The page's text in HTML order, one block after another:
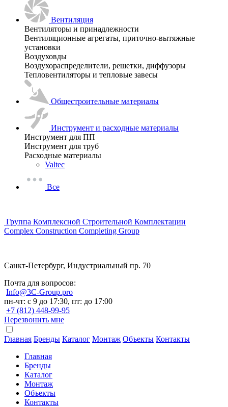
Вентиляция
Вентиляторы и принадлежности
Вентиляционные агрегаты, приточно-вытяжные
установки
Воздуховды
Воздухораспределители, решетки, диффузоры
Тепловентиляторы и тепловые завесы
Общестроительные материалы
Инструмент и расходные материалы
Инструмент для ПП
Инструмент для труб
Расходные материалы
Valtec
Все
Группа Комплексной Строительной Комплектации
Complex Construction Completing Group
Санкт-Петербург, Индустриальный пр. 70
Почта для вопросов:
Info@3C-Group.pro
пн-чт: с 9 до 17:30, пт: до 17:00
+7 (812) 448-99-95
Перезвонить мне
Главная Бренды Каталог Монтаж Объекты Контакты
Главная
Бренды
Каталог
Монтаж
Объекты
Контакты